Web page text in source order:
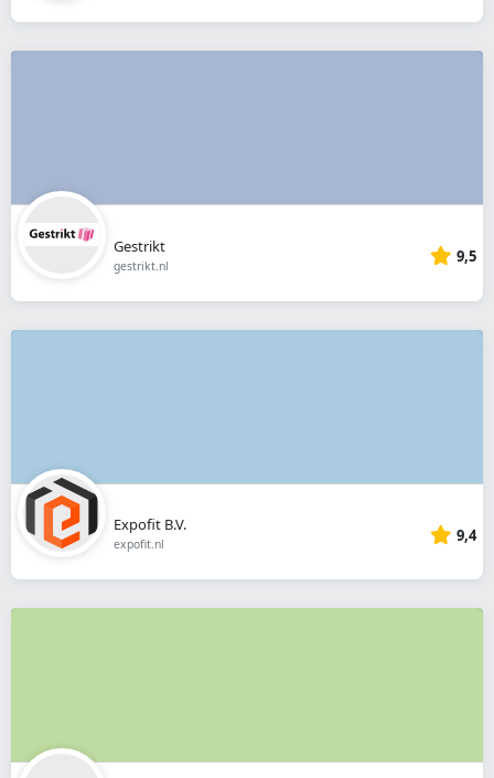
Gestrikt
gestrikt.nl 9,5
Expofit B.V.
expofit.nl 9,4